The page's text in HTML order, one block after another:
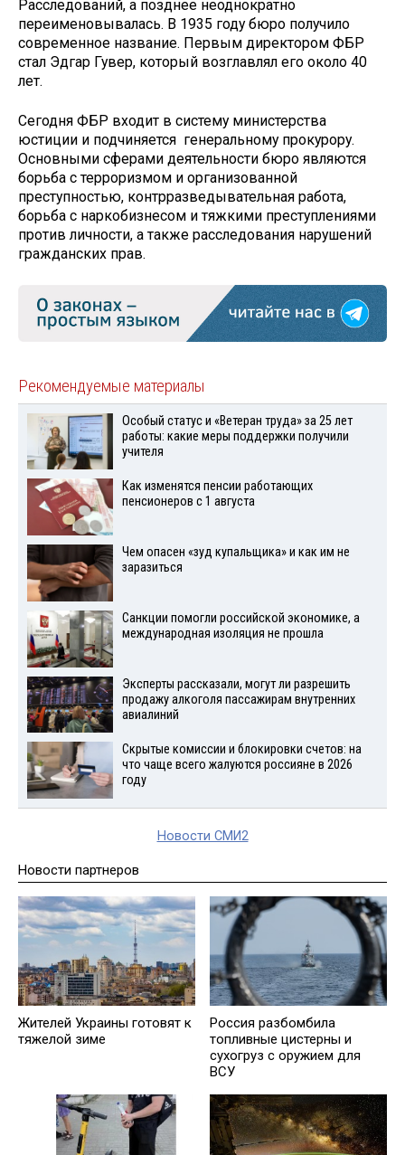
Расследований, а позднее неоднократно
переименовывалась. В 1935 году бюро получило
современное название. Первым директором ФБР
стал Эдгар Гувер, который возглавлял его около 40
лет.
Сегодня ФБР входит в систему министерства
юстиции и подчиняется генеральному прокурору.
Основными сферами деятельности бюро являются
борьба с терроризмом и организованной
преступностью, контрразведывательная работа,
борьба с наркобизнесом и тяжкими преступлениями
против личности, а также расследования нарушений
гражданских прав.
Рекомендуемые материалы
Особый статус и «Ветеран труда» за 25 лет
работы: какие меры поддержки получили
учителя
Как изменятся пенсии работающих
пенсионеров с 1 августа
Чем опасен «зуд купальщика» и как им не
заразиться
Санкции помогли российской экономике, а
международная изоляция не прошла
Эксперты рассказали, могут ли разрешить
продажу алкоголя пассажирам внутренних
авиалиний
Скрытые комиссии и блокировки счетов: на
что чаще всего жалуются россияне в 2026
году
Новости СМИ2
Новости партнеров
Жителей Украины готовят к
тяжелой зиме
Россия разбомбила
топливные цистерны и
сухогруз с оружием для
ВСУ